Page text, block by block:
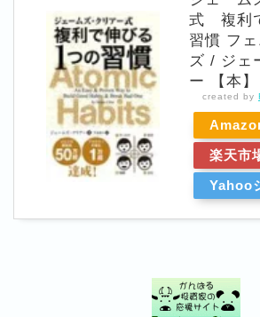
式 複利
習慣 フ
ズ / ジェ
ー 【本】
created by
楽天市
Yahoo